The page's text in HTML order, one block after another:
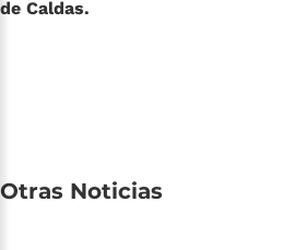
de Caldas.
Otras Noticias